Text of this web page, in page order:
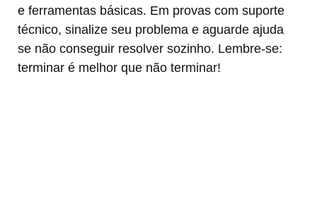
e ferramentas básicas. Em provas com suporte
técnico, sinalize seu problema e aguarde ajuda
se não conseguir resolver sozinho. Lembre-se:
terminar é melhor que não terminar!